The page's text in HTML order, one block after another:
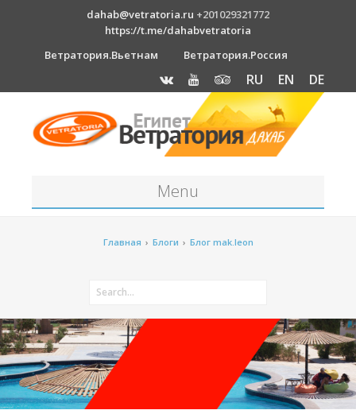
dahab@vetratoria.ru +201029321772
https://t.me/dahabvetratoria
Ветратория.Вьетнам
Ветратория.Россия
RU EN DE
Menu
Как к нам добраться?
Оборудование
Главная › Блоги › Блог mak.leon